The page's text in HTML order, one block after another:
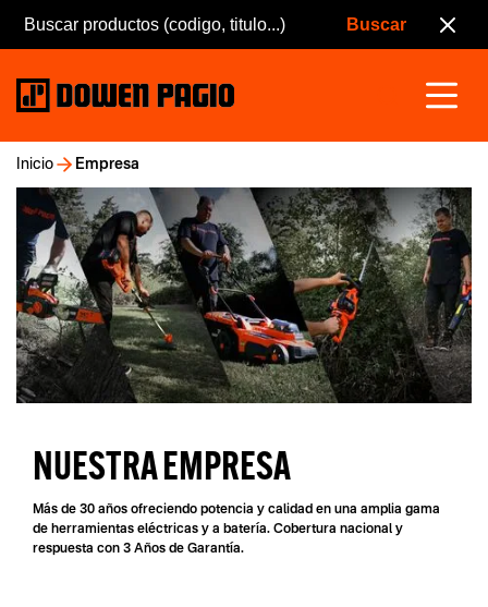
Inicio Empresa
NUESTRA EMPRESA
Más de 30 años ofreciendo potencia y calidad en una amplia gama
de herramientas eléctricas y a batería. Cobertura nacional y
respuesta con 3 Años de Garantía.